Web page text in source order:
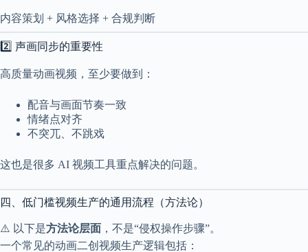
内容策划 + 风格选择 + 合规判断
2️⃣ 声画同步的重要性
高质量动画视频，至少要做到：
配音与画面节奏一致
情绪点对齐
不突兀、不跳戏
这也是很多 AI 视频工具重点解决的问题。
四、低门槛视频生产的通用流程（方法论）
⚠️ 以下是方法论层面 ，不是“侵权操作步骤”。
一个常见的动画二创视频生产逻辑包括：